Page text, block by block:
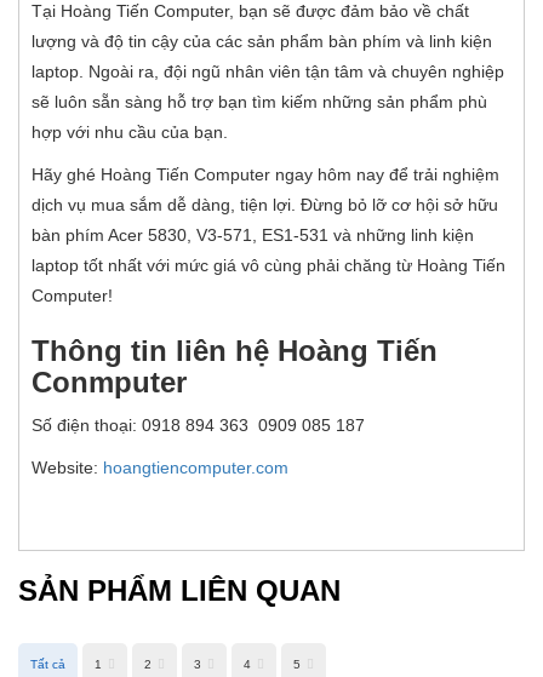
Tại Hoàng Tiến Computer, bạn sẽ được đảm bảo về chất
lượng và độ tin cậy của các sản phẩm bàn phím và linh kiện
laptop. Ngoài ra, đội ngũ nhân viên tận tâm và chuyên nghiệp
sẽ luôn sẵn sàng hỗ trợ bạn tìm kiếm những sản phẩm phù
hợp với nhu cầu của bạn.
Hãy ghé Hoàng Tiến Computer ngay hôm nay để trải nghiệm
dịch vụ mua sắm dễ dàng, tiện lợi. Đừng bỏ lỡ cơ hội sở hữu
bàn phím Acer 5830, V3-571, ES1-531 và những linh kiện
laptop tốt nhất với mức giá vô cùng phải chăng từ Hoàng Tiến
Computer!
Thông tin liên hệ Hoàng Tiến
Conmputer
Số điện thoại: 0918 894 363 0909 085 187
Website: hoangtiencomputer.com
SẢN PHẨM LIÊN QUAN
Tất cả 1 2 3 4 5